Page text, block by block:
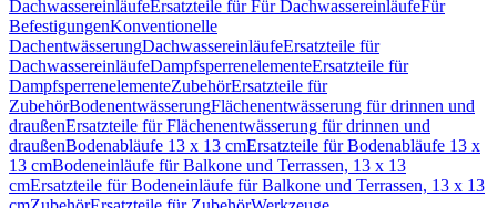
DachwassereinläufeErsatzteile für Für DachwassereinläufeFür
BefestigungenKonventionelle
DachentwässerungDachwassereinläufeErsatzteile für
DachwassereinläufeDampfsperrenelementeErsatzteile für
DampfsperrenelementeZubehörErsatzteile für
ZubehörBodenentwässerungFlächenentwässerung für drinnen und
draußenErsatzteile für Flächenentwässerung für drinnen und
draußenBodenabläufe 13 x 13 cmErsatzteile für Bodenabläufe 13 x
13 cmBodeneinläufe für Balkone und Terrassen, 13 x 13
cmErsatzteile für Bodeneinläufe für Balkone und Terrassen, 13 x 13